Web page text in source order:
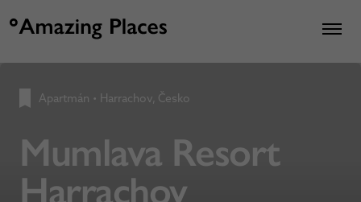
Apartmán • Harrachov, Česko
Mumlava Resort
Harrachov